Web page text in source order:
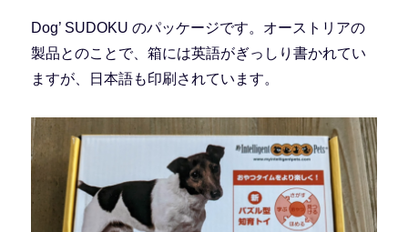
Dog’ SUDOKU のパッケージです。オーストリアの
製品とのことで、箱には英語がぎっしり書かれてい
ますが、日本語も印刷されています。